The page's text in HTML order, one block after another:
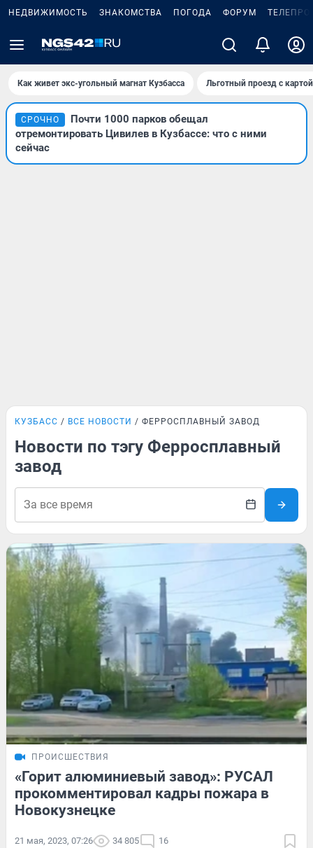
НЕДВИЖИМОСТЬ ЗНАКОМСТВА ПОГОДА ФОРУМ
Как живет экс-угольный магнат Кузбасса Льготный проезд с
СРОЧНО
Почти 1000 парков обещал
отремонтировать Цивилев в Кузбассе: что с ними
сейчас
КУЗБАСС ВСЕ НОВОСТИ ФЕРРОСПЛАВНЫЙ ЗАВОД
Новости по тэгу Ферросплавный
завод
ПРОИСШЕСТВИЯ
«Горит алюминиевый завод»: РУСАЛ
прокомментировал кадры пожара в
Новокузнецке
21 мая, 2023, 07:26 34 805 16